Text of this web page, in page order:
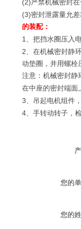
(2)严禁机械密封
(3)密封泄露量允差
的装配：
1 、把挡水圈压入
2、在机械密封静
动垫圈，并用螺栓
注意：机械密封静
在中座的密封端面
3、吊起电机组件
4、手转动转子，
您的
您的